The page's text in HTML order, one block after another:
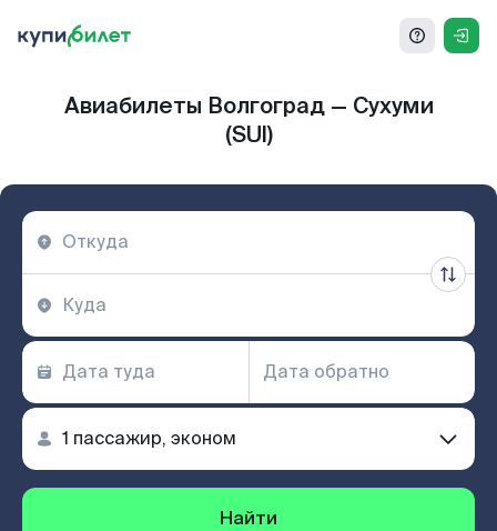
Авиабилеты Волгоград — Сухуми
(SUI)
Найти